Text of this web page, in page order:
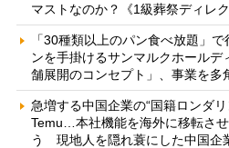
マストなのか？《1級葬祭ディレク
「30種類以上のパン食べ放題」
ンを手掛けるサンマルクホール
舗展開のコンセプト」、事業を多
急増する中国企業の“国籍ロンダ
Temu…本社機能を海外に移転さ
う 現地人を隠れ蓑にした中国企